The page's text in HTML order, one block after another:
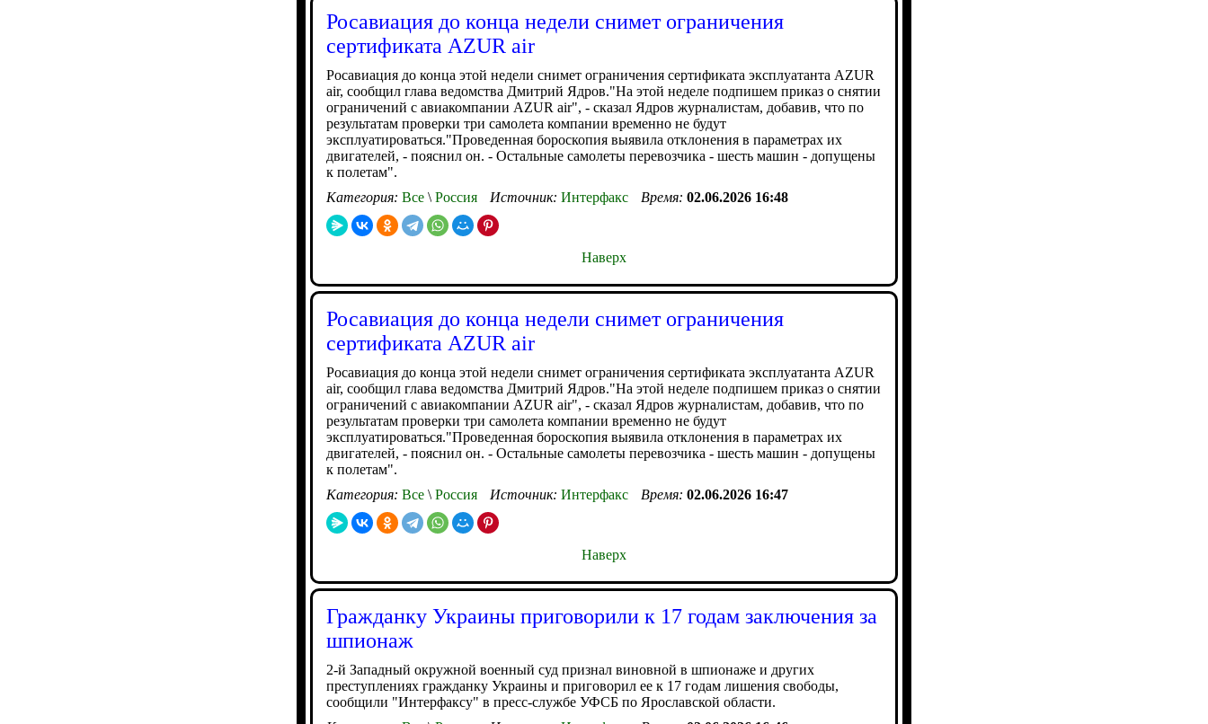
Росавиация до конца недели снимет ограничения
сертификата AZUR air
Росавиация до конца этой недели снимет ограничения сертификата эксплуатанта AZUR
air, сообщил глава ведомства Дмитрий Ядров."На этой неделе подпишем приказ о снятии
ограничений с авиакомпании AZUR air", - сказал Ядров журналистам, добавив, что по
результатам проверки три самолета компании временно не будут
эксплуатироваться."Проведенная бороскопия выявила отклонения в параметрах их
двигателей, - пояснил он. - Остальные самолеты перевозчика - шесть машин - допущены
к полетам".
Категория: Все \ Россия Источник: Интерфакс Время: 02.06.2026 16:48
Наверх
Росавиация до конца недели снимет ограничения
сертификата AZUR air
Росавиация до конца этой недели снимет ограничения сертификата эксплуатанта AZUR
air, сообщил глава ведомства Дмитрий Ядров."На этой неделе подпишем приказ о снятии
ограничений с авиакомпании AZUR air", - сказал Ядров журналистам, добавив, что по
результатам проверки три самолета компании временно не будут
эксплуатироваться."Проведенная бороскопия выявила отклонения в параметрах их
двигателей, - пояснил он. - Остальные самолеты перевозчика - шесть машин - допущены
к полетам".
Категория: Все \ Россия Источник: Интерфакс Время: 02.06.2026 16:47
Наверх
Гражданку Украины приговорили к 17 годам заключения за
шпионаж
2-й Западный окружной военный суд признал виновной в шпионаже и других
преступлениях гражданку Украины и приговорил ее к 17 годам лишения свободы,
сообщили "Интерфаксу" в пресс-службе УФСБ по Ярославской области.